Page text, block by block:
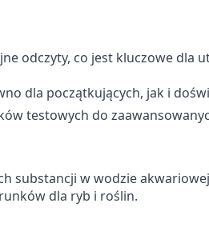
odczyty, co jest kluczowe dla
dla początkujących, jak i
testowych do
substancji w wodzie
dla ryb i roślin.